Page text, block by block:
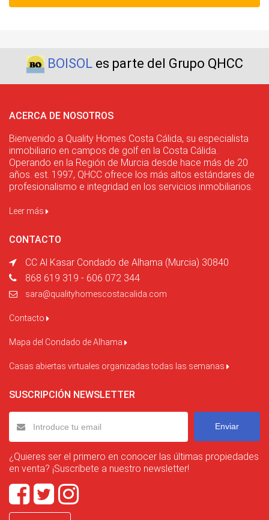
BOISOLes parte del Grupo QHCC
ACERCA DE NOSOTROS
Bienvenido a Quality Homes Costa Cálida, su especialista
inmobiliario en campos de golf en la Costa Cálida.
Operando en la Región de Murcia desde hace más de 20
años. est. 1997, QHCC ofrece los más altos estándares de
profesionalismo e integridad en los servicios inmobiliarios.
Leer más
CONTACTO
CC Al Kasar Condado de Alhama (Murcia) 30840
868 619 319 - 606 072 344
sara@qualityhomescostacalida.com
Contacto
Mapa del Condado de Alhama
Casas abiertas virtuales organizadas todas las semanas
SUSCRIPCIÓN NEWSLETTER
Enviar
¿Quieres ser el primero en conocer las últimas propiedades
en venta? ¡Suscríbete a nuestro newsletter!